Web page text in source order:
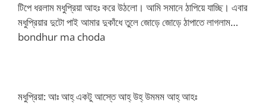
টিপে ধরলাম মধুপ্রিয়া আহঃ করে উঠলো। আমি সমানে ঠাপিয়ে যাচ্ছি। এবার
মধুপ্রিয়ার দুটো পাই আমার দুকাঁধে তুলে জোড়ে জোড়ে ঠাপাতে লাগলাম…
bondhur ma choda
মধুপ্রিয়া: আঃ আহ্ একটু আস্তে আহ্ উহ্ উমমম আহ্ আহঃ